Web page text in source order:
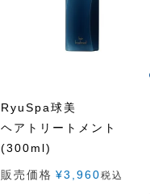
RyuSpa球美
ヘアトリートメント
(300ml)
販売価格 ¥3,960税込